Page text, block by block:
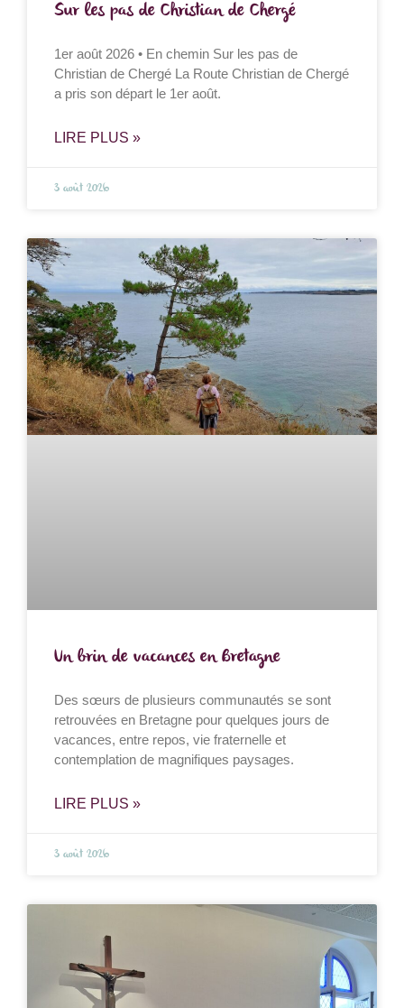
Sur les pas de Christian de Chergé
1er août 2026 • En chemin Sur les pas de
Christian de Chergé La Route Christian de Chergé
a pris son départ le 1er août.
LIRE PLUS »
3 août 2026
Un brin de vacances en Bretagne
Des sœurs de plusieurs communautés se sont
retrouvées en Bretagne pour quelques jours de
vacances, entre repos, vie fraternelle et
contemplation de magnifiques paysages.
LIRE PLUS »
3 août 2026